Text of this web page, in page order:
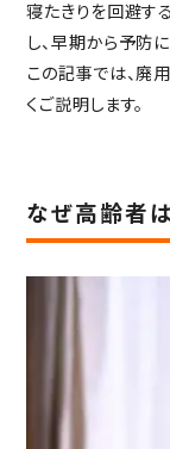
寝たきりを回避す
し、早期から予防
この記事では、廃
くご説明します。
なぜ高齢者